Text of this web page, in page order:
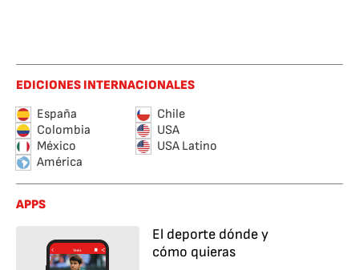
EDICIONES INTERNACIONALES
España
Chile
Colombia
USA
México
USA Latino
América
APPS
El deporte dónde y
cómo quieras